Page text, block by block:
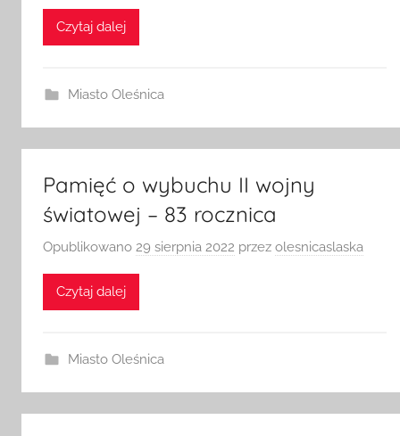
Czytaj dalej
Pamięć o wybuchu II wojny
światowej – 83 rocznica
Opublikowano 29 sierpnia 2022 przez olesnicaslaska
Czytaj dalej